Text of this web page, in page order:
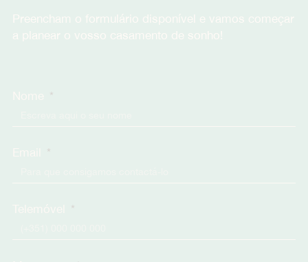
Preencham o formulário disponível e vamos começar
a planear o vosso casamento de sonho!